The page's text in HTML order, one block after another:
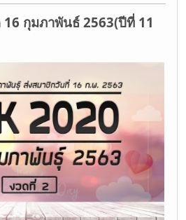
16 กุมภาพันธ์ 2563(ปีที่ 11